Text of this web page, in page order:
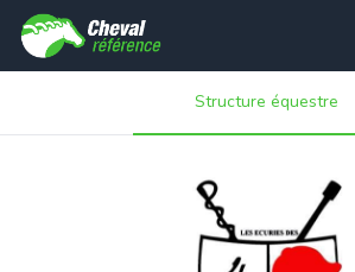
Structure équestre